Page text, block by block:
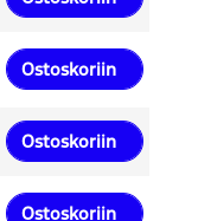
Ostoskoriin
Ostoskoriin
Ostoskoriin